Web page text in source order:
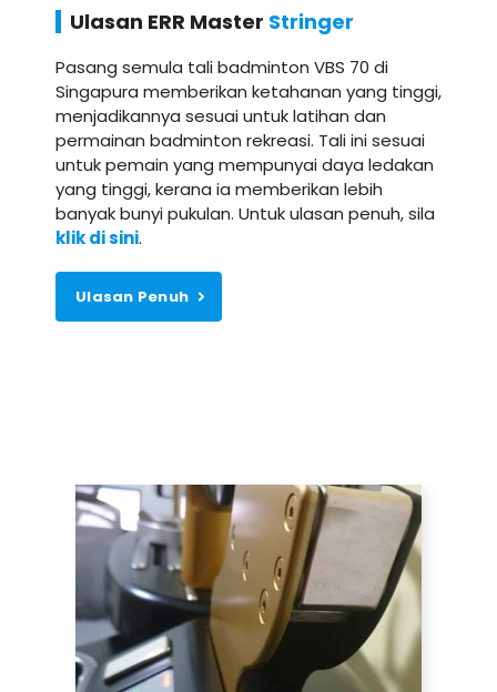
Ulasan ERR Master Stringer
Pasang semula tali badminton VBS 70 di
Singapura memberikan ketahanan yang tinggi,
menjadikannya sesuai untuk latihan dan
permainan badminton rekreasi. Tali ini sesuai
untuk pemain yang mempunyai daya ledakan
yang tinggi, kerana ia memberikan lebih
banyak bunyi pukulan. Untuk ulasan penuh, sila
klik di sini.
Ulasan Penuh